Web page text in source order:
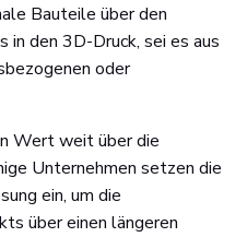
Bauteile über den
den 3D-Druck, sei es aus
oder
Wert weit über die
Unternehmen setzen die
ein, um die
über einen längeren